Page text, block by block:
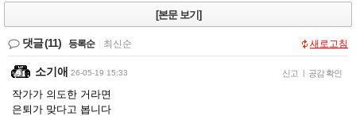
[본문 보기]
댓글(11) 등록순 최신순 새로고침
소기애 26-05-19 15:33 신고 | 공감 확인
작가가 의도한 거라면
은퇴가 맞다고 봅니다